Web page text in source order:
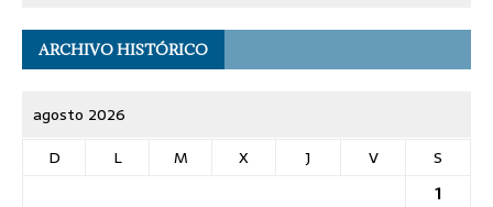
ARCHIVO HISTÓRICO
agosto 2026
D
L M X J V
S
1